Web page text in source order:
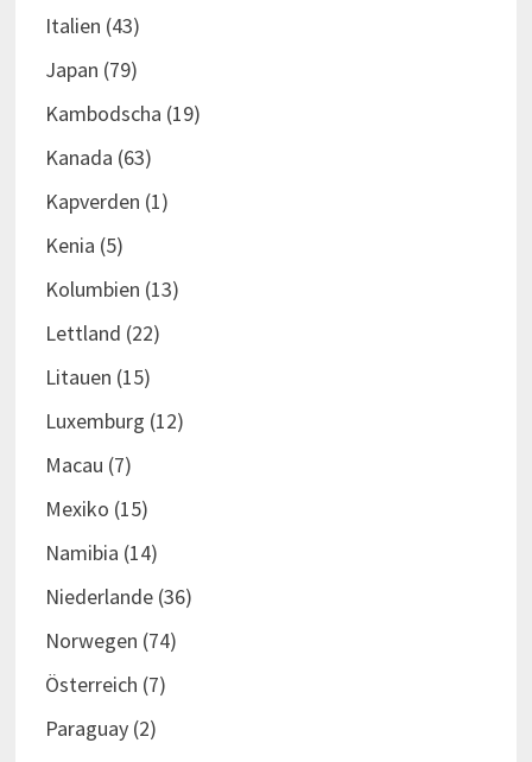
Italien (43)
Japan (79)
Kambodscha (19)
Kanada (63)
Kapverden (1)
Kenia (5)
Kolumbien (13)
Lettland (22)
Litauen (15)
Luxemburg (12)
Macau (7)
Mexiko (15)
Namibia (14)
Niederlande(36)
Norwegen (74)
Österreich (7)
Paraguay(2)